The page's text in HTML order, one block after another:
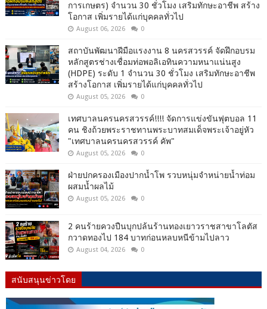
การเกษตร) จำนวน 30 ชั่วโมง เสริมทักษะอาชีพ สร้าง
โอกาส เพิ่มรายได้แก่บุคคลทั่วไป
August 06, 2026 0
สถาบันพัฒนาฝีมือแรงงาน 8 นครสวรรค์ จัดฝึกอบรม
หลักสูตรช่างเชื่อมท่อพอลิเอทินความหนาแน่นสูง
(HDPE) ระดับ 1 จำนวน 30 ชั่วโมง เสริมทักษะอาชีพ
สร้างโอกาส เพิ่มรายได้แก่บุคคลทั่วไป
August 05, 2026 0
เทศบาลนครนครสวรรค์!!!! จัดการแข่งขันฟุตบอล 11
คน ชิงถ้วยพระราชทานพระบาทสมเด็จพระเจ้าอยู่หัว
"เทศบาลนครนครสวรรค์ คัพ"
August 05, 2026 0
ฝ่ายปกครองเมืองปากน้ำโพ รวบหนุ่มจำหน่ายน้ำท่อม
ผสมน้ำผลไม้
August 05, 2026 0
2 คนร้ายควงปืนบุกปล้นร้านทองเยาวราชสาขาโลตัส
กวาดทองไป 184 บาทก่อนหลบหนีข้ามไปลาว
August 04, 2026 0
สนับสนุนข่าวโดย